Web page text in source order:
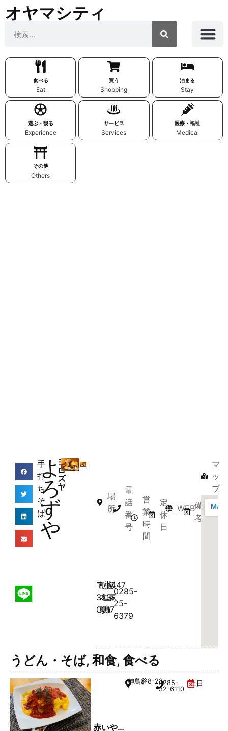
オヤマシティ
食べる
Eat
買う
Shopping
泊まる
Stay
遊ぶ・観る
Experience
サービス
Services
医療・福祉
Medical
その他
Others
手
打
ち
そ
ば
よ
ろ
ず
や
ヨ
ロ
ズ
ヤ
場
所
〒
323-
0017
栃
木
県
小
山
市
飯
塚
447
電
話
番
号
0285-
25-
6379
営
業
時
間
定
休
日
WEB備
考
マ
ッ
プ
うどん・そば, 和食, 食べる
赤いや
神鳥谷6-8-230285-
32-6110
土日